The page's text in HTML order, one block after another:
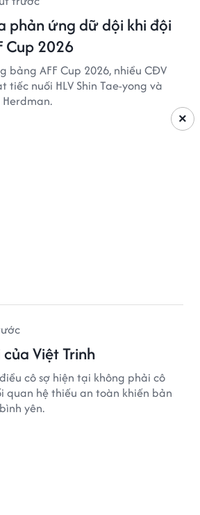
phản ứng dữ dội khi đội
Cup 2026
bảng AFF Cup 2026, nhiều CĐV
tiếc nuối HLV Shin Tae-yong và
Herdman.
Việt Trinh
cô sợ hiện tại không phải cô
quan hệ thiếu an toàn khiến bản
yên.
×